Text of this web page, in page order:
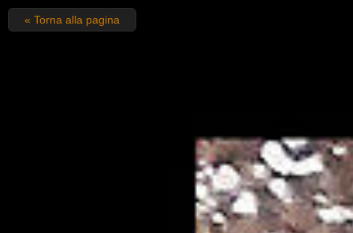
« Torna alla pagina